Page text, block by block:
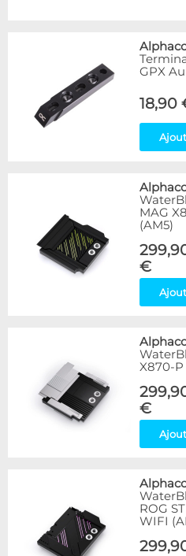
GPX
18,90
MAG
(AM5)
€
X870-P
€
ROG
WIFI